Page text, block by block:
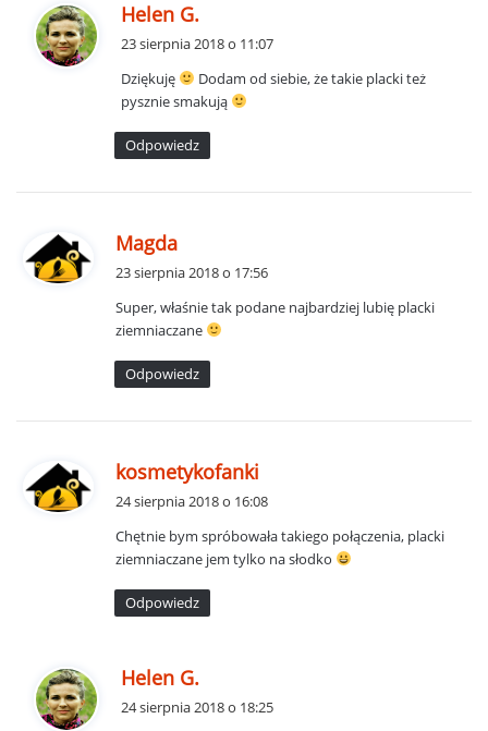
Helen G.
z
e
:
23 sierpnia 2018 o 11:07
Dziękuję
Dodam od siebie, że takie placki też
pysznie smakują
Odpowiedz
Magda
z
e
:
23 sierpnia 2018 o 17:56
Super, właśnie tak podane najbardziej lubię placki
ziemniaczane
Odpowiedz
kosmetykofanki
z
e
24 sierpnia 2018 o 16:08
Chętnie bym spróbowała takiego połączenia, placki
ziemniaczane jem tylko na słodko
Odpowiedz
Helen G.
24 sierpnia 2018 o 18:25